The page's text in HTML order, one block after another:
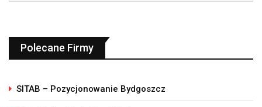
Polecane Firmy
SITAB – Pozycjonowanie Bydgoszcz